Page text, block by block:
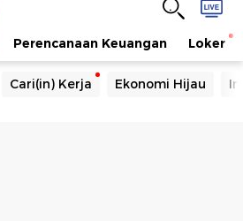
Perencanaan Keuangan Loker
Cari(in) Kerja Ekonomi Hijau